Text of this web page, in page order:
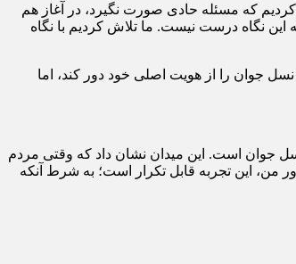
که مسئله حادی صورت نگیرد، در آغاز هم
این نگاه درست نیست. ما تلاش کردیم با نگاه
جوان را از هویت اصلی خود دور کند، اما
جوان است. این میدان نشان داد که وقتی مردم
به یک الگوی ماندگار تبدیل شود به باور من، این تجربه قابل تکرار است؛ به شرط آنکه